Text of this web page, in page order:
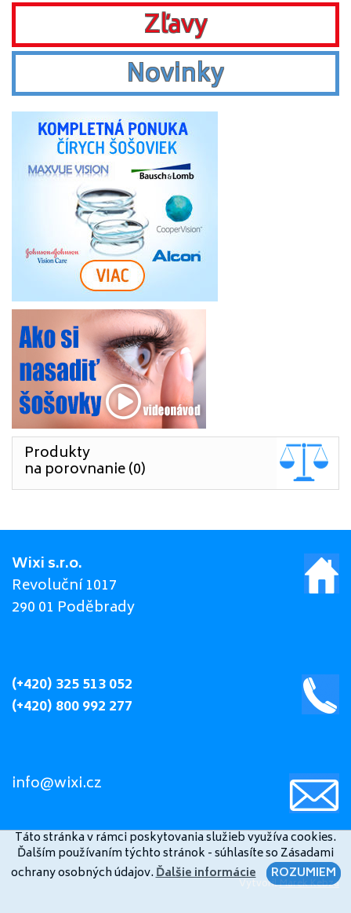
Zľavy
Novinky
Produkty
na porovnanie (0)
Wixi s.r.o.
Revoluční 1017
290 01 Poděbrady
(+420) 325 513 052
(+420) 800 992 277
info@wixi.cz
VytvorilMarek Kebza
Táto stránka v rámci poskytovania služieb využíva cookies.
Ďalším používaním týchto stránok - súhlasíte so Zásadami
ochrany osobných údajov.Ďalšie informácie ROZUMIEM